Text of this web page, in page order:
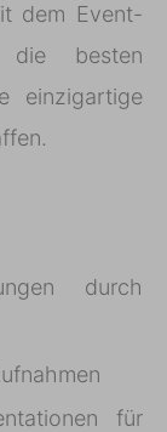
dem Event-
die besten
einzigartige
durch
für